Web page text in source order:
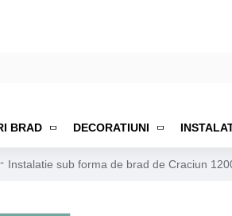
BRAD DECORATIUNI
Instalatie sub forma de brad de Craciun